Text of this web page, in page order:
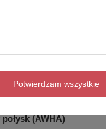
połysk (AWHA)
Potwierdzam wszystkie